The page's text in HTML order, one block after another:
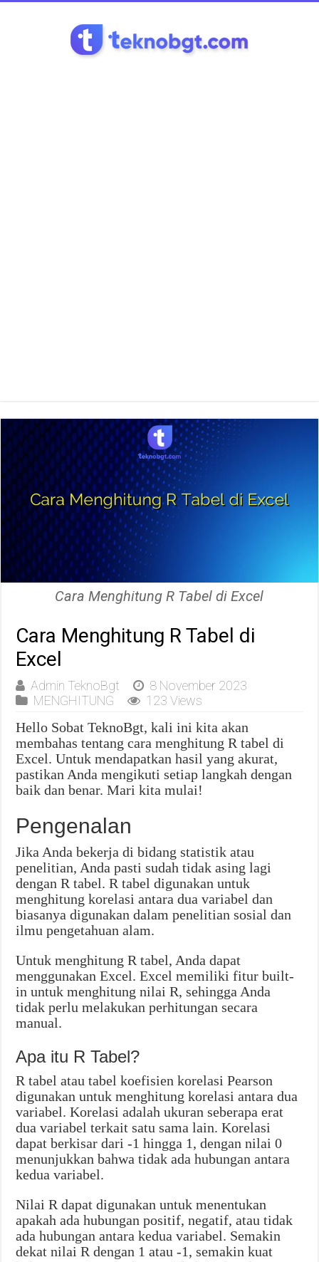
Cara Menghitung R Tabel di Excel
Cara Menghitung R Tabel di
Excel
Admin TeknoBgt
8 November 2023
MENGHITUNG
123 Views
Hello Sobat TeknoBgt, kali ini kita akan
membahas tentang cara menghitung R tabel di
Excel. Untuk mendapatkan hasil yang akurat,
pastikan Anda mengikuti setiap langkah dengan
baik dan benar. Mari kita mulai!
Pengenalan
Jika Anda bekerja di bidang statistik atau
penelitian, Anda pasti sudah tidak asing lagi
dengan R tabel. R tabel digunakan untuk
menghitung korelasi antara dua variabel dan
biasanya digunakan dalam penelitian sosial dan
ilmu pengetahuan alam.
Untuk menghitung R tabel, Anda dapat
menggunakan Excel. Excel memiliki fitur built-
in untuk menghitung nilai R, sehingga Anda
tidak perlu melakukan perhitungan secara
manual.
Apa itu R Tabel?
R tabel atau tabel koefisien korelasi Pearson
digunakan untuk menghitung korelasi antara dua
variabel. Korelasi adalah ukuran seberapa erat
dua variabel terkait satu sama lain. Korelasi
dapat berkisar dari -1 hingga 1, dengan nilai 0
menunjukkan bahwa tidak ada hubungan antara
kedua variabel.
Nilai R dapat digunakan untuk menentukan
apakah ada hubungan positif, negatif, atau tidak
ada hubungan antara kedua variabel. Semakin
dekat nilai R dengan 1 atau -1, semakin kuat